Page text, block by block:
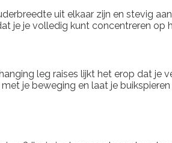
uit elkaar zijn en stevig
je je volledig kunt concentreren op
leg raises lijkt het erop dat je
je beweging en laat je